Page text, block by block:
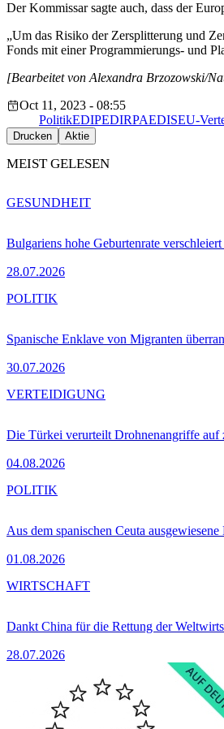
Der Kommissar sagte auch, dass der
„Um das Risiko der Zersplitterung und
Fonds mit einer Programmierungs- und
[Bearbeitet von Alexandra Brzozowski/
Oct 11, 2023 - 08:55
PolitikEDIPEDIRPAEDISEU-
Drucken Aktie
MEIST GELESEN
Bulgariens hohe Geburtenrate
28.07.2026
GESUNDHEIT
Spanische Enklave von Migranten
30.07.2026
POLITIK
Die Türkei verurteilt Drohnenangriffe
04.08.2026
VERTEIDIGUNG
Aus dem spanischen Ceuta
01.08.2026
POLITIK
Dankt China für die Rettung der
28.07.2026
WIRTSCHAFT